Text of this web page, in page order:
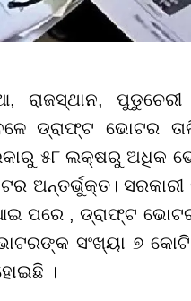
ପୁଡୁଚେରୀ
ଡ୍ରାଫ୍ଟ ଭୋଟର
୫୮ ଲକ୍ଷରୁ ଅଧିକ
ଅନ୍ତର୍ଭୁକ୍ତ।
ପରେ , ଡ୍ରାଫ୍ଟ ଭୋଟର
ସଂଖ୍ୟା ୭
।